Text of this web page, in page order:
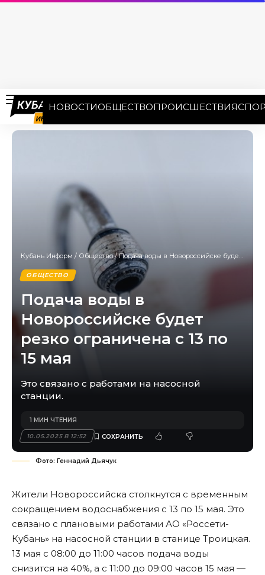
НОВОСТИОБЩЕСТВОПРОИСШЕСТВИЯ
Кубань Информ / Общество/Подача воды в Новороссийске будет резко ограничена с 13 по 15 мая
ОБЩЕСТВО
Подача воды в
Новороссийске будет
резко ограничена с 13 по
15 мая
Это связано с работами на насосной
станции.
10.05.2025 В 12:52
1 МИН ЧТЕНИЯ
Фото: Геннадий Дьячук
Жители Новороссийска столкнутся с временным
сокращением водоснабжения с 13 по 15 мая. Это
связано с плановыми работами АО «Россети-
Кубань» на насосной станции в станице Троицкая.
13 мая с 08:00 до 11:00 часов подача воды
снизится на 40%, а с 11:00 до 09:00 часов 15 мая —